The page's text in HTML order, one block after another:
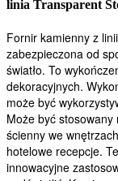
linia Transparent
Fornir kamienny z
zabezpieczona od
światło. To
dekoracyjnych.
może być
Może być
ścienny we
hotelowe recepcje.
innowacyjne